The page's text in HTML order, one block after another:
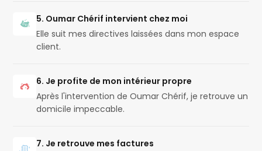
5. Oumar Chérif intervient chez moi
Elle suit mes directives laissées dans mon espace
client.
6. Je profite de mon intérieur propre
Après l'intervention de Oumar Chérif, je retrouve un
domicile impeccable.
7. Je retrouve mes factures